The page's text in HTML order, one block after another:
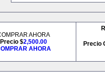
AHORA
Precio $2,500.00
AHORA
Precio